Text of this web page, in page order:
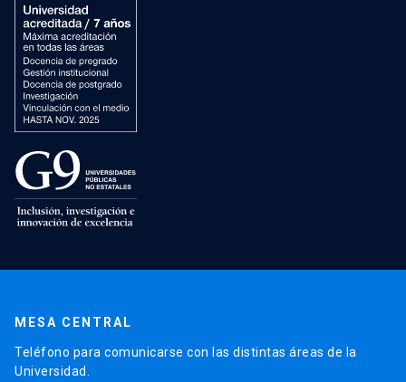
MESA CENTRAL
Teléfono para comunicarse con las distintas áreas de la
Universidad.